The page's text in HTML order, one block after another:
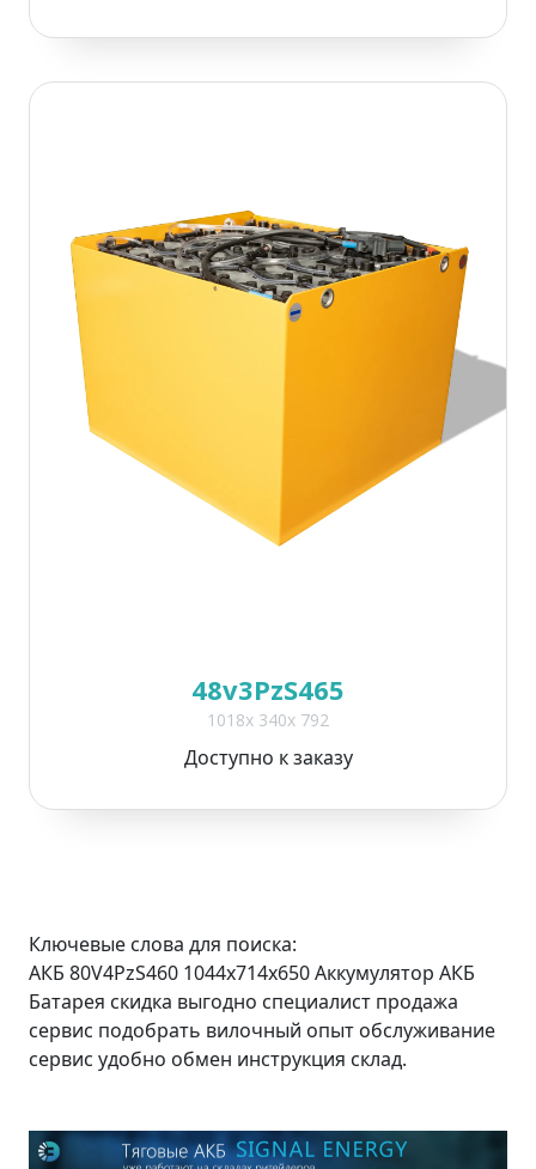
48v3PzS465
1018x 340x 792
Доступно к заказу
Ключевые слова для поиска:
АКБ 80V4PzS460 1044x714x650 Аккумулятор АКБ
Батарея скидка выгодно специалист продажа
сервис подобрать вилочный опыт обслуживание
сервис удобно обмен инструкция склад.